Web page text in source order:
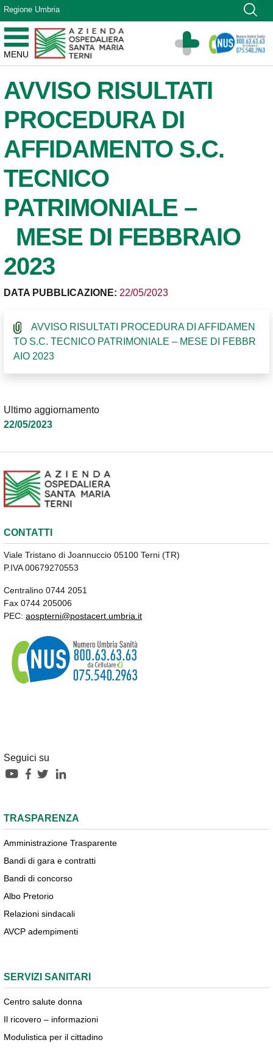
Vai ai contenuti
Vai al menu di navigazione
Vai al footer
Regione Umbria
MENU
Azienda Ospedaliera Santa Maria di Terni
Sito Istituzionale
AVVISO RISULTATI
PROCEDURA DI
AFFIDAMENTO S.C.
TECNICO
PATRIMONIALE –
MESE DI FEBBRAIO
2023
DATA PUBBLICAZIONE: 22/05/2023
AVVISO RISULTATI PROCEDURA DI AFFIDAMEN
TO S.C. TECNICO PATRIMONIALE – MESE DI FEBBR
AIO 2023
Ultimo aggiornamento
22/05/2023
CONTATTI
Viale Tristano di Joannuccio 05100 Terni (TR)
P.IVA 00679270553
Centralino 0744 2051
Fax 0744 205006
PEC: aospterni@postacert.umbria.it
Seguici su
TRASPARENZA
Amministrazione Trasparente
Bandi di gara e contratti
Bandi di concorso
Albo Pretorio
Relazioni sindacali
AVCP adempimenti
SERVIZI SANITARI
Centro salute donna
Il ricovero – informazioni
Modulistica per il cittadino